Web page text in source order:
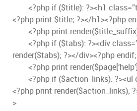
<?php if ($title): ?><h1
<?php print $title; ?></h1><?php
<?php print
<?php if ($tabs): ?><div
render($tabs); ?></div><?php
<?php print
<?php if ($action_links): ?><ul
<?php print render($action_links);
>